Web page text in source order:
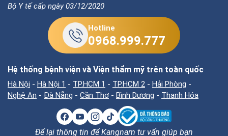
Bộ Y tế cấp ngày 03/12/2020
Hotline
0968.999.777
Hệ thống bệnh viện và Viện thẩm mỹ trên toàn quốc
Hà Nội - Hà Nội 1 - TP.HCM 1 - TP.HCM 2 - Hải Phòng -
Nghệ An - Đà Nẵng - Cần Thơ - Bình Dương - Thanh Hóa
Để lại thông tin để Kangnam tư vấn giúp bạn